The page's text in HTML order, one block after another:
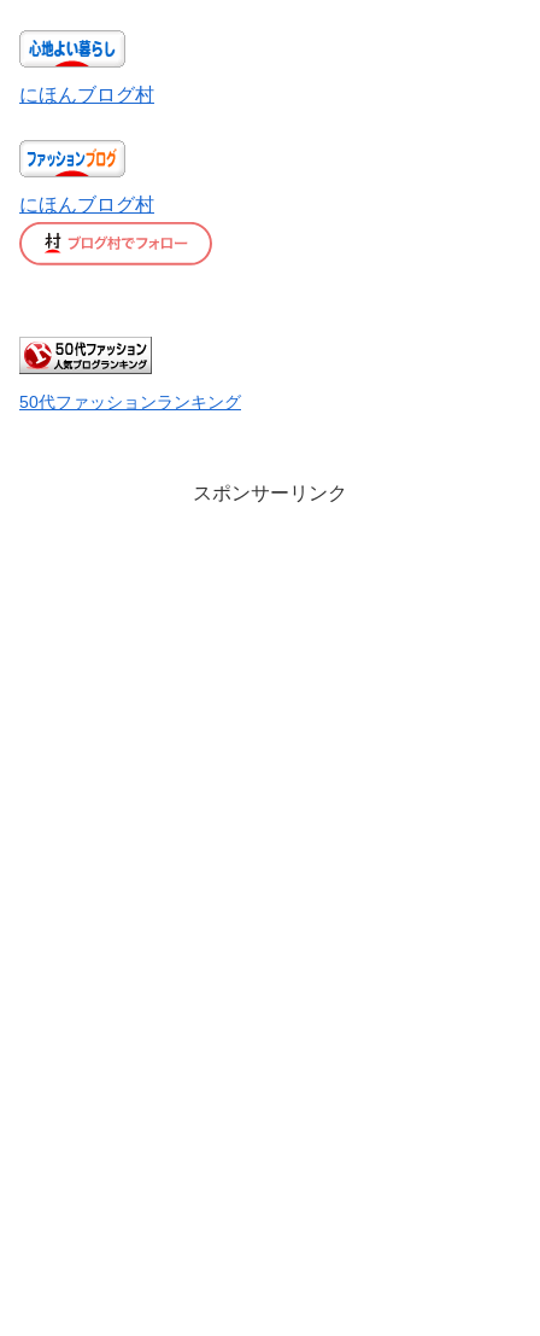
にほんブログ村
にほんブログ村
50代ファッションランキング
スポンサーリンク